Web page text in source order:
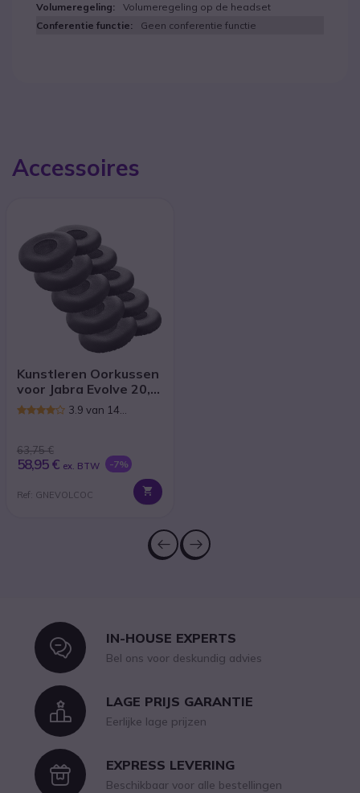
Volumeregeling op de headset
Geen conferentie functie
Accessoires
Kunstleren Oorkussen
voor Jabra Evolve 20,
30, 40, 65 (Pak van 10)
3.9 van 14
63,75 €
58,95 € ex. BTW -7%
Ref: GNEVOLCOC
IconIN-HOUSE EXPERTS
Bel ons voor deskundig advies
IconLAGE PRIJS GARANTIE
Eerlijke lage prijzen
IconEXPRESS LEVERING
Beschikbaar voor alle bestellingen